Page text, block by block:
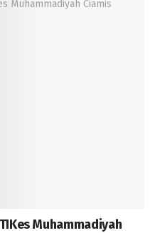
Muhammadiyah